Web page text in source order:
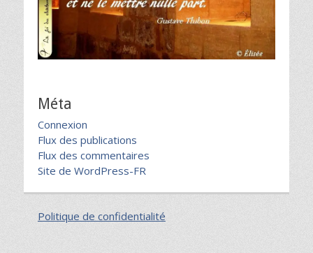
Méta
Connexion
Flux des publications
Flux des commentaires
Site de WordPress-FR
Politique de confidentialité